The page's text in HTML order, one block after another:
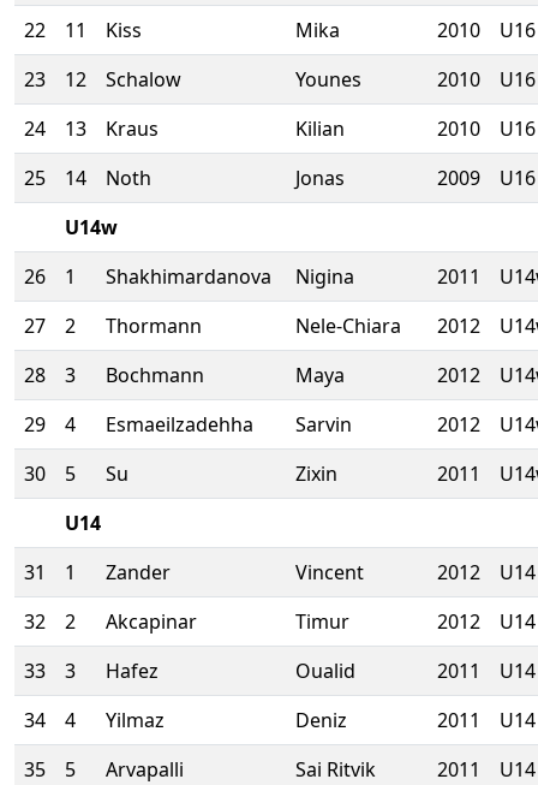
22
11 Kiss Mika 2010
U16
23
12 Schalow Younes 2010
U16
24
13 Kraus Kilian 2010
U16
25
14 Noth Jonas 2009
U16
U14w
26
1 Shakhimardanova Nigina 2011
27
2 Thormann Nele-Chiara 2012
28
3 Bochmann Maya 2012
29
4 Esmaeilzadehha Sarvin 2012
30
5 Su Zixin 2011
U14
31
1 Zander Vincent 2012
U14
32
2 Akcapinar Timur 2012
U14
33
3 Hafez Oualid 2011
U14
34
4 Yilmaz Deniz 2011
U14
35
5 Arvapalli Sai Ritvik 2011
U14